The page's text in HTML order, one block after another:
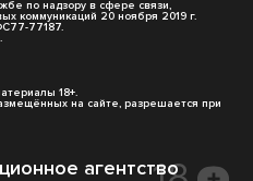
по надзору в сфере связи,
коммуникаций 20 ноября 2019 г.
77187.
18+.
на сайте, разрешается при
агентство